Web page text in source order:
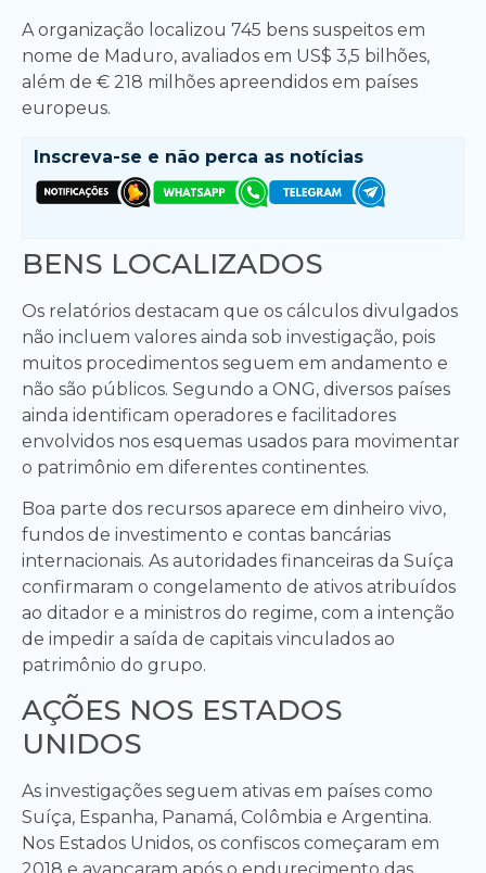
A organização localizou 745 bens suspeitos em
nome de Maduro, avaliados em US$ 3,5 bilhões,
além de € 218 milhões apreendidos em países
europeus.
Inscreva-se e não perca as notícias
BENS LOCALIZADOS
Os relatórios destacam que os cálculos divulgados
não incluem valores ainda sob investigação, pois
muitos procedimentos seguem em andamento e
não são públicos. Segundo a ONG, diversos países
ainda identificam operadores e facilitadores
envolvidos nos esquemas usados para movimentar
o patrimônio em diferentes continentes.
Boa parte dos recursos aparece em dinheiro vivo,
fundos de investimento e contas bancárias
internacionais. As autoridades financeiras da Suíça
confirmaram o congelamento de ativos atribuídos
ao ditador e a ministros do regime, com a intenção
de impedir a saída de capitais vinculados ao
patrimônio do grupo.
AÇÕES NOS ESTADOS
UNIDOS
As investigações seguem ativas em países como
Suíça, Espanha, Panamá, Colômbia e Argentina.
Nos Estados Unidos, os confiscos começaram em